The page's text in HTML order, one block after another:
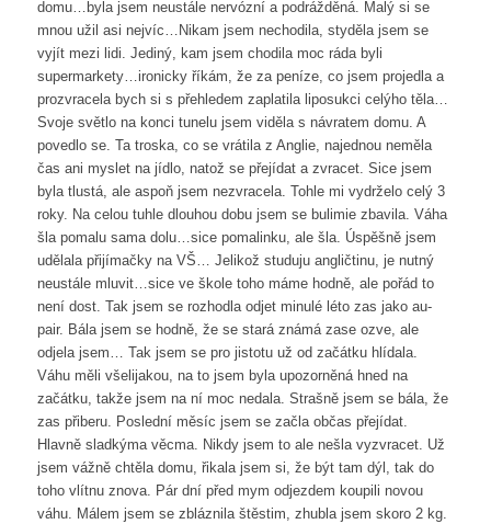
domu…byla jsem neustále nervózní a podrážděná. Malý si se
mnou užil asi nejvíc…Nikam jsem nechodila, styděla jsem se
vyjít mezi lidi. Jediný, kam jsem chodila moc ráda byli
supermarkety…ironicky říkám, že za peníze, co jsem projedla a
prozvracela bych si s přehledem zaplatila liposukci celýho těla…
Svoje světlo na konci tunelu jsem viděla s návratem domu. A
povedlo se. Ta troska, co se vrátila z Anglie, najednou neměla
čas ani myslet na jídlo, natož se přejídat a zvracet. Sice jsem
byla tlustá, ale aspoň jsem nezvracela. Tohle mi vydrželo celý 3
roky. Na celou tuhle dlouhou dobu jsem se bulimie zbavila. Váha
šla pomalu sama dolu…sice pomalinku, ale šla. Úspěšně jsem
udělala přijímačky na VŠ… Jelikož studuju angličtinu, je nutný
neustále mluvit…sice ve škole toho máme hodně, ale pořád to
není dost. Tak jsem se rozhodla odjet minulé léto zas jako au-
pair. Bála jsem se hodně, že se stará známá zase ozve, ale
odjela jsem… Tak jsem se pro jistotu už od začátku hlídala.
Váhu měli všelijakou, na to jsem byla upozorněná hned na
začátku, takže jsem na ní moc nedala. Strašně jsem se bála, že
zas přiberu. Poslední měsíc jsem se začla občas přejídat.
Hlavně sladkýma věcma. Nikdy jsem to ale nešla vyzvracet. Už
jsem vážně chtěla domu, řikala jsem si, že být tam dýl, tak do
toho vlítnu znova. Pár dní před mym odjezdem koupili novou
váhu. Málem jsem se zbláznila štěstim, zhubla jsem skoro 2 kg.